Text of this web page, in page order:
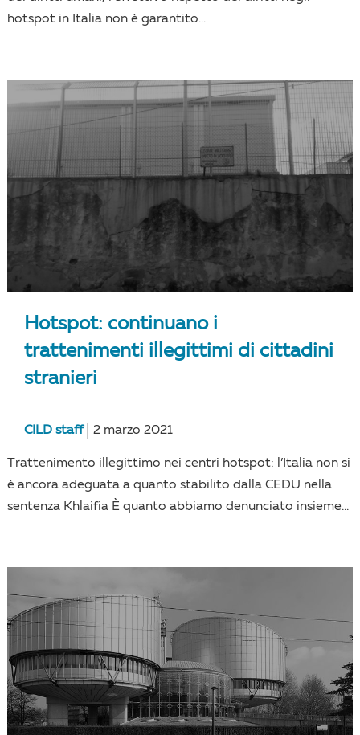
hotspot in Italia non è garantito...
Hotspot: continuano i
trattenimenti illegittimi di cittadini
stranieri
CILD staff 2 marzo 2021
Trattenimento illegittimo nei centri hotspot: l’Italia non si
è ancora adeguata a quanto stabilito dalla CEDU nella
sentenza Khlaifia È quanto abbiamo denunciato insieme...